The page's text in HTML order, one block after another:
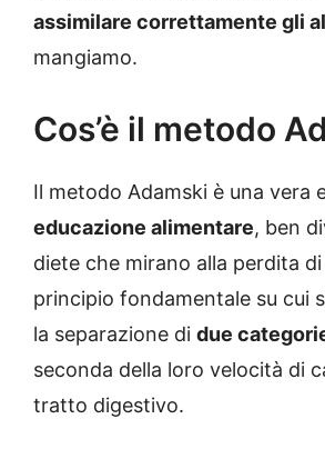
assimilare correttamente gli
mangiamo.
Cos’è il metodo
Il metodo Adamski è una vera
educazione alimentare, ben
diete che mirano alla perdita di
principio fondamentale su cui
la separazione di due
seconda della loro velocità di
tratto digestivo.